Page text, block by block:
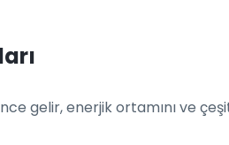
gelir, enerjik ortamını ve